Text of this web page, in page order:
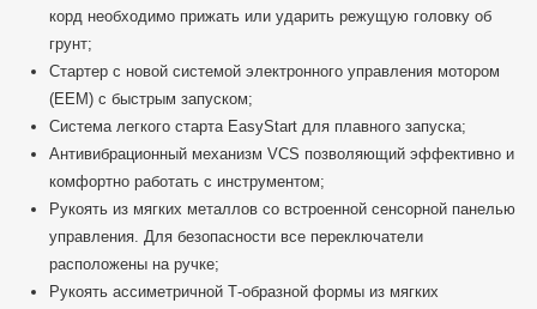
корд необходимо прижать или ударить режущую головку об
грунт;
Стартер с новой системой электронного управления мотором
(EEM) с быстрым запуском;
Система легкого старта EasyStart для плавного запуска;
Антивибрационный механизм VCS позволяющий эффективно и
комфортно работать с инструментом;
Рукоять из мягких металлов со встроенной сенсорной панелью
управления. Для безопасности все переключатели
расположены на ручке;
Рукоять ассиметричной Т-образной формы из мягких